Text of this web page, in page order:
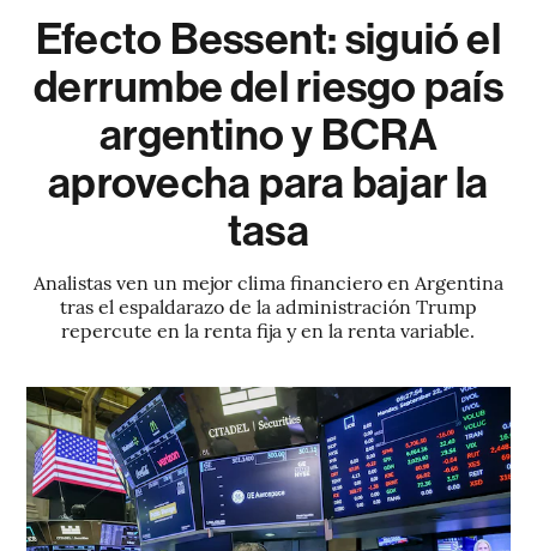
Efecto Bessent: siguió el
derrumbe del riesgo país
argentino y BCRA
aprovecha para bajar la
tasa
Analistas ven un mejor clima financiero en Argentina
tras el espaldarazo de la administración Trump
repercute en la renta fija y en la renta variable.